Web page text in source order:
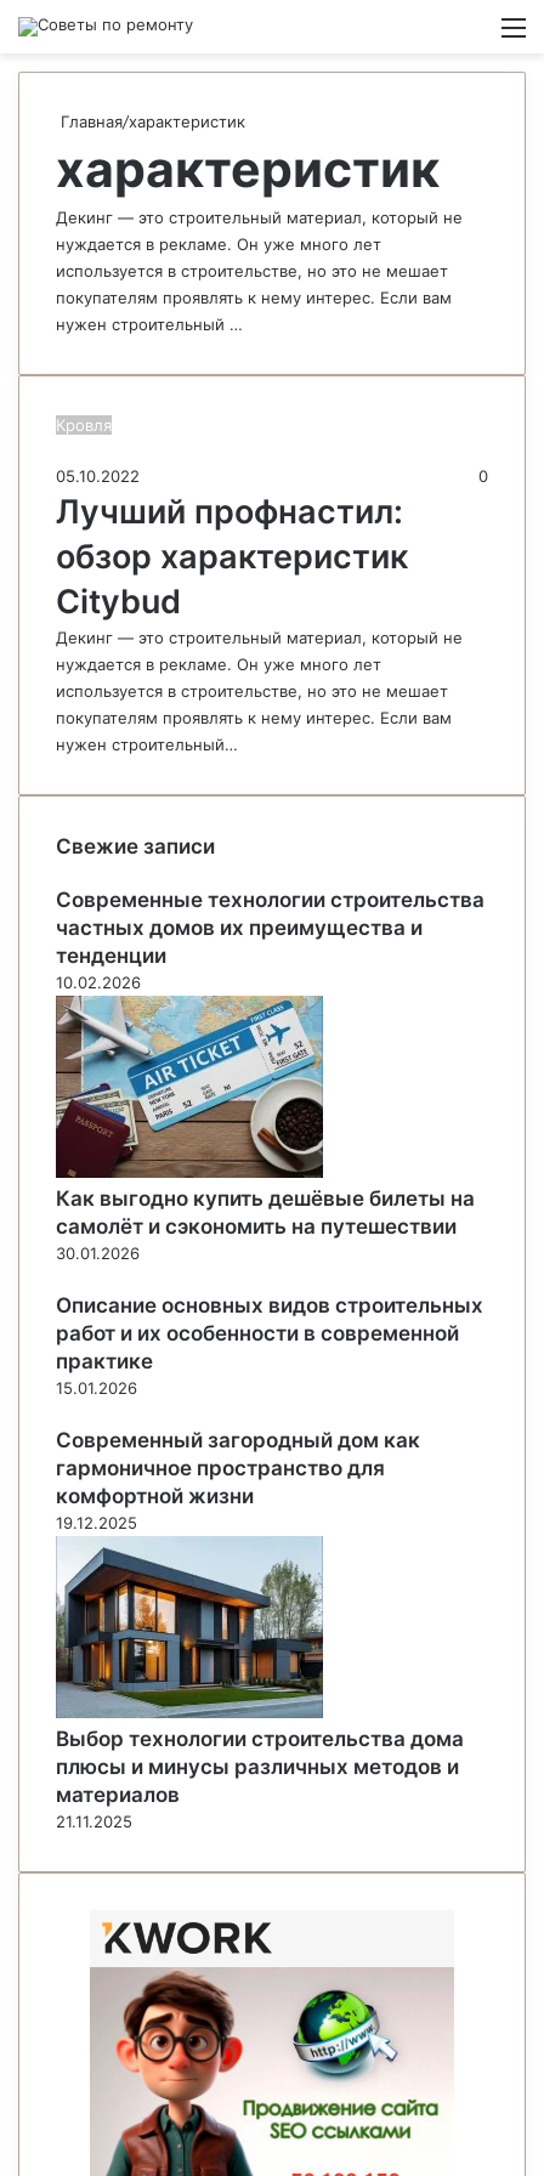
Главная/характеристик
характеристик
Декинг — это строительный материал, который не
нуждается в рекламе. Он уже много лет
используется в строительстве, но это не мешает
покупателям проявлять к нему интерес. Если вам
нужен строительный …
Кровля
05.10.2022 0
Лучший профнастил:
обзор характеристик
Citybud
Декинг — это строительный материал, который не
нуждается в рекламе. Он уже много лет
используется в строительстве, но это не мешает
покупателям проявлять к нему интерес. Если вам
нужен строительный…
Свежие записи
Современные технологии строительства
частных домов их преимущества и
тенденции
10.02.2026
Как выгодно купить дешёвые билеты на
самолёт и сэкономить на путешествии
30.01.2026
Описание основных видов строительных
работ и их особенности в современной
практике
15.01.2026
Современный загородный дом как
гармоничное пространство для
комфортной жизни
19.12.2025
Выбор технологии строительства дома
плюсы и минусы различных методов и
материалов
21.11.2025